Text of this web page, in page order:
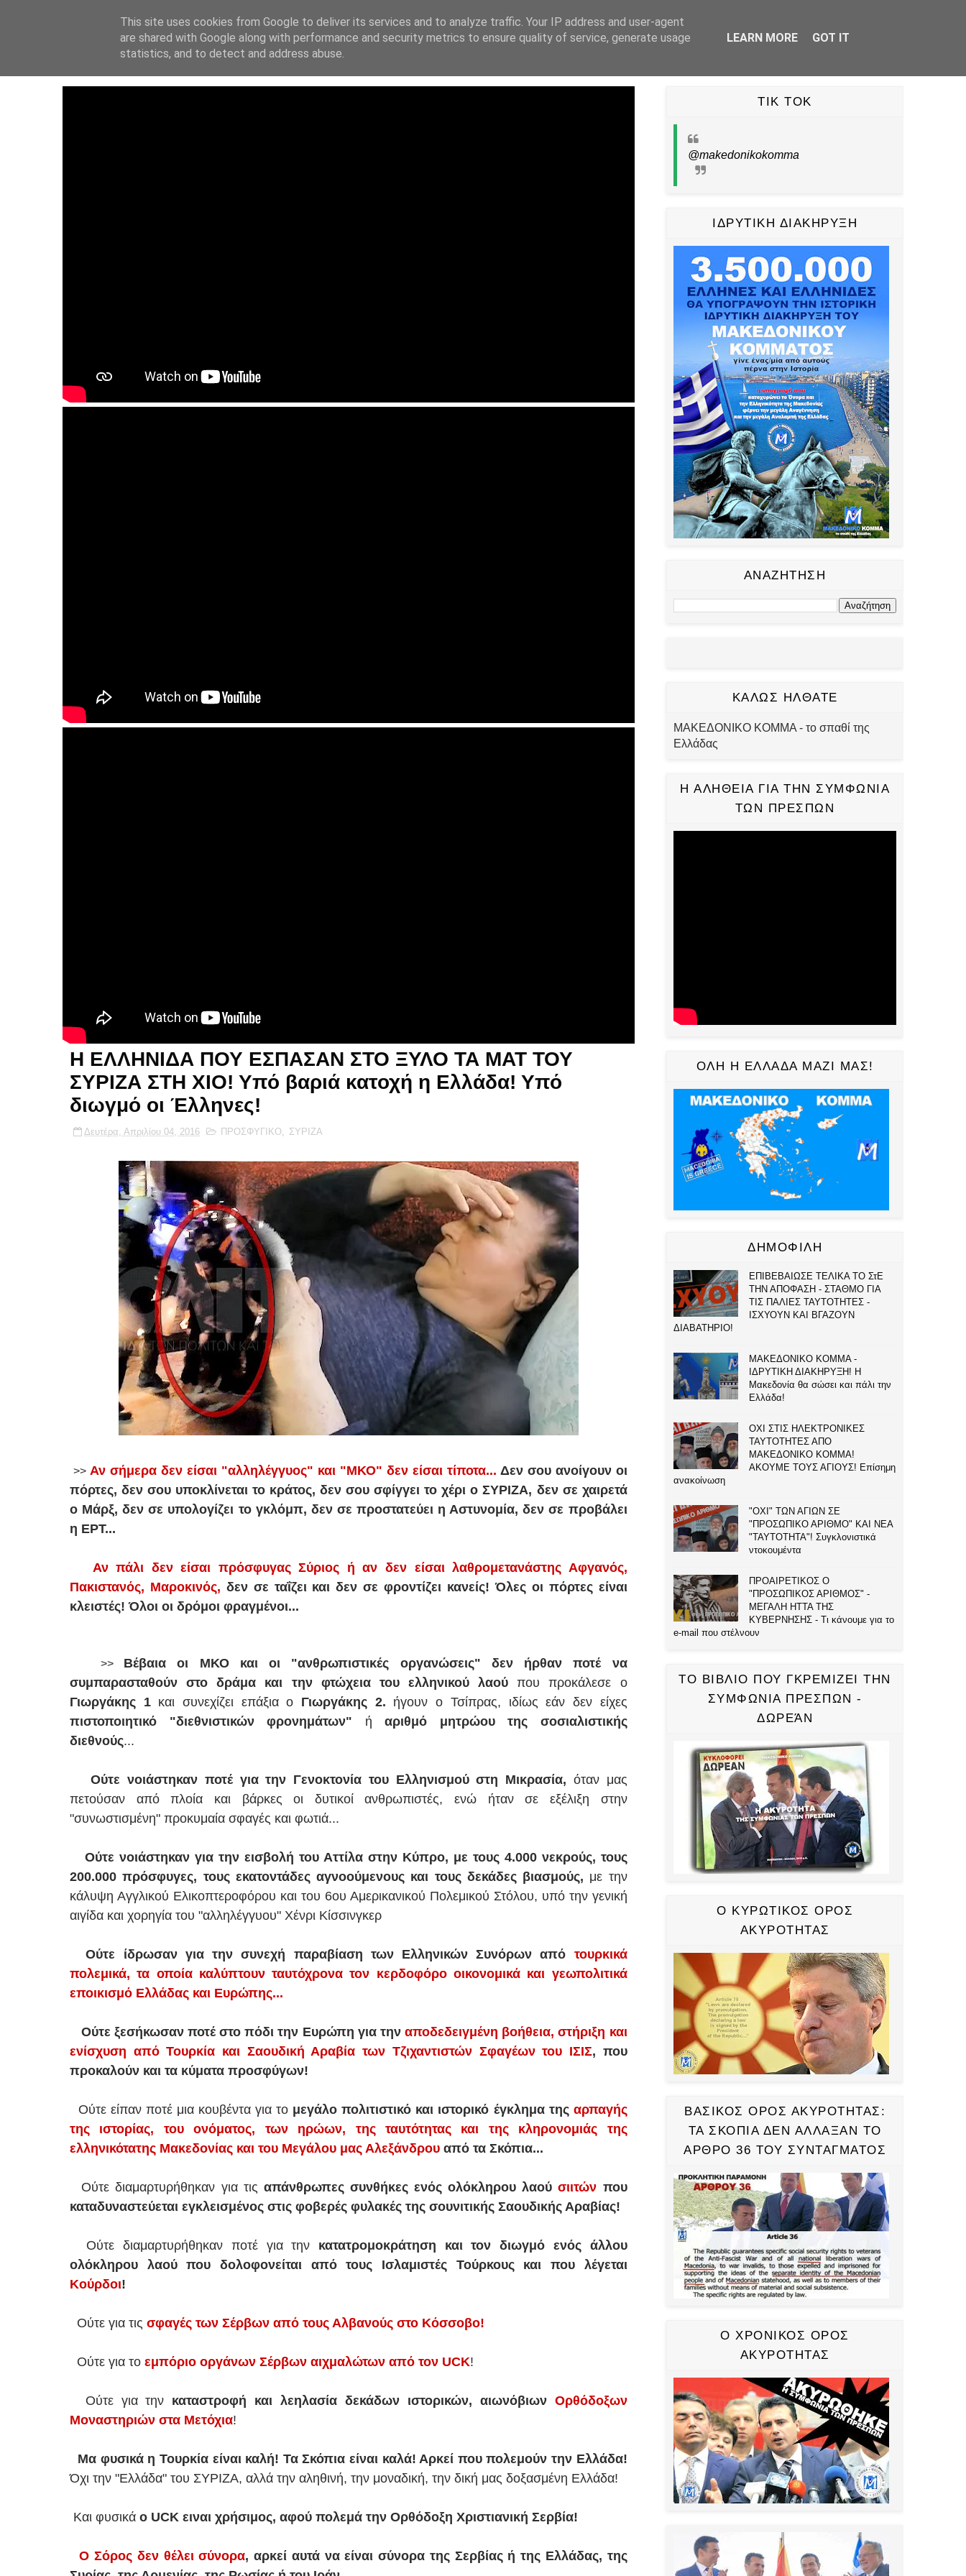
ΑΡΧΙΚΗ ΙΔΡΥΤΙΚΗ ΔΙΑΚΗΡΥΞΗ FACEBOOK X INSTAGRAM YOUTUBE TIKTOK PINTEREST ΕΠΙΚΟΙΝΩΝΙΑ
Η ΕΛΛΗΝΙΔΑ ΠΟΥ ΕΣΠΑΣΑΝ ΣΤΟ ΞΥΛΟ ΤΑ ΜΑΤ ΤΟΥ
ΣΥΡΙΖΑ ΣΤΗ ΧΙΟ! Υπό βαριά κατοχή η Ελλάδα! Υπό
διωγμό οι Έλληνες!
Δευτέρα, Απριλίου 04, 2016 ΠΡΟΣΦΥΓΙΚΟ, ΣΥΡΙΖΑ
>> Αν σήμερα δεν είσαι "αλληλέγγυος" και "ΜΚΟ" δεν είσαι τίποτα... Δεν σου ανοίγουν οι
πόρτες, δεν σου υποκλίνεται το κράτος, δεν σου σφίγγει το χέρι ο ΣΥΡΙΖΑ, δεν σε χαιρετά
ο Μάρξ, δεν σε υπολογίζει το γκλόμπ, δεν σε προστατεύει η Αστυνομία, δεν σε προβάλει
η ΕΡΤ...
Αν πάλι δεν είσαι πρόσφυγας Σύριος ή αν δεν είσαι λαθρομετανάστης Αφγανός,
Πακιστανός, Μαροκινός, δεν σε ταΐζει και δεν σε φροντίζει κανείς! Όλες οι πόρτες είναι
κλειστές! Όλοι οι δρόμοι φραγμένοι...
>> Βέβαια οι ΜΚΟ και οι "ανθρωπιστικές οργανώσεις" δεν ήρθαν ποτέ να
συμπαρασταθούν στο δράμα και την φτώχεια του ελληνικού λαούπου προκάλεσε ο
Γιωργάκης 1και συνεχίζει επάξια ο Γιωργάκης 2. ήγουν ο Τσίπρας, ιδίως εάν δεν είχες
πιστοποιητικό "διεθνιστικών φρονημάτων" ήαριθμό μητρώου της σοσιαλιστικής
διεθνούς...
Ούτε νοιάστηκαν ποτέ για την Γενοκτονία του Ελληνισμού στη Μικρασία, όταν μας
πετούσαν από πλοία και βάρκες οι δυτικοί ανθρωπιστές, ενώ ήταν σε εξέλιξη στην
"συνωστισμένη" προκυμαία σφαγές και φωτιά...
Ούτε νοιάστηκαν για την εισβολή του Αττίλα στην Κύπρο, με τους 4.000 νεκρούς, τους
200.000 πρόσφυγες, τους εκατοντάδες αγνοούμενους και τους δεκάδες βιασμούς, με την
κάλυψη Αγγλικού Ελικοπτεροφόρου και του 6ου Αμερικανικού Πολεμικού Στόλου, υπό την γενική
αιγίδα και χορηγία του "αλληλέγγυου" Χένρι Κίσσινγκερ
Ούτε ίδρωσαν για την συνεχή παραβίαση των Ελληνικών Συνόρων από τουρκικά
πολεμικά, τα οποία καλύπτουν ταυτόχρονα τον κερδοφόρο οικονομικά και γεωπολιτικά
εποικισμό Ελλάδας και Ευρώπης...
Ούτε ξεσήκωσαν ποτέ στο πόδι την Ευρώπη για τηναποδεδειγμένη βοήθεια, στήριξη και
ενίσχυση από Τουρκία και Σαουδική Αραβία των Τζιχαντιστών Σφαγέων του ΙΣΙΣ, που
προκαλούν και τα κύματα προσφύγων!
Ούτε είπαν ποτέ μια κουβέντα για το μεγάλο πολιτιστικό και ιστορικό έγκλημα της αρπαγής
της ιστορίας, του ονόματος, των ηρώων, της ταυτότητας και της κληρονομιάς της
ελληνικότατης Μακεδονίας και του Μεγάλου μας Αλεξάνδρου από τα Σκόπια...
Ούτε διαμαρτυρήθηκαν για τις απάνθρωπες συνθήκες ενός ολόκληρου λαούσιιτών που
καταδυναστεύεται εγκλεισμένος στις φοβερές φυλακές της σουνιτικής Σαουδικής Αραβίας!
Ούτε διαμαρτυρήθηκαν ποτέ για την κατατρομοκράτηση και τον διωγμό ενός άλλου
ολόκληρου λαού που δολοφονείται από τους Ισλαμιστές Τούρκους και που λέγεται
Κούρδοι!
Ούτε για τις σφαγές των Σέρβων από τους Αλβανούς στο Κόσσοβο!
Ούτε για το εμπόριο οργάνων Σέρβων αιχμαλώτων από τον UCK!
Ούτε για την καταστροφή και λεηλασία δεκάδων ιστορικών, αιωνόβιωνΟρθόδοξων
Μοναστηριών στα Μετόχια!
Μα φυσικά η Τουρκία είναι καλή! Τα Σκόπια είναι καλά! Αρκεί που πολεμούν την Ελλάδα!
Όχι την "Ελλάδα" του ΣΥΡΙΖΑ, αλλά την αληθινή, την μοναδική, την δική μας δοξασμένη Ελλάδα!
Και φυσικά o UCK ειναι χρήσιμος, αφού πολεμά την Ορθόδοξη Χριστιανική Σερβία!
Ο Σόρος δεν θέλει σύνορα, αρκεί αυτά να είναι σύνορα της Σερβίας ή της Ελλάδας, της
TIK TOK
@makedonikokomma
ΙΔΡΥΤΙΚΗ ΔΙΑΚΗΡΥΞΗ
ΑΝΑΖΗΤΗΣΗ
ΚΑΛΩΣ ΗΛΘΑΤΕ
ΜΑΚΕΔΟΝΙΚΟ ΚΟΜΜΑ - το σπαθί της
Ελλάδας
Η ΑΛΗΘΕΙΑ ΓΙΑ ΤΗΝ ΣΥΜΦΩΝΙΑ
ΤΩΝ ΠΡΕΣΠΩΝ
ΟΛΗ Η ΕΛΛΑΔΑ ΜΑΖΙ ΜΑΣ!
ΔΗΜΟΦΙΛΗ
ΕΠΙΒΕΒΑΙΩΣΕ ΤΕΛΙΚΑ ΤΟ ΣτΕ
ΤΗΝ ΑΠΟΦΑΣΗ - ΣΤΑΘΜΟ ΓΙΑ
ΤΙΣ ΠΑΛΙΕΣ ΤΑΥΤΟΤΗΤΕΣ -
ΙΣΧΥΟΥΝ ΚΑΙ ΒΓΑΖΟΥΝ
ΔΙΑΒΑΤΗΡΙΟ!
ΜΑΚΕΔΟΝΙΚΟ ΚΟΜΜΑ -
ΙΔΡΥΤΙΚΗ ΔΙΑΚΗΡΥΞΗ! Η
Μακεδονία θα σώσει και πάλι την
Ελλάδα!
ΟΧΙ ΣΤΙΣ ΗΛΕΚΤΡΟΝΙΚΕΣ
ΤΑΥΤΟΤΗΤΕΣ ΑΠΟ
ΜΑΚΕΔΟΝΙΚΟ ΚΟΜΜΑ!
ΑΚΟΥΜΕ ΤΟΥΣ ΑΓΙΟΥΣ! Επίσημη
ανακοίνωση
"ΟΧΙ" ΤΩΝ ΑΓΙΩΝ ΣΕ
"ΠΡΟΣΩΠΙΚΟ ΑΡΙΘΜΟ" ΚΑΙ ΝΕΑ
"ΤΑΥΤΟΤΗΤΑ"! Συγκλονιστικά
ντοκουμέντα
ΠΡΟΑΙΡΕΤΙΚΟΣ Ο
"ΠΡΟΣΩΠΙΚΟΣ ΑΡΙΘΜΟΣ" -
ΜΕΓΑΛΗ ΗΤΤΑ ΤΗΣ
ΚΥΒΕΡΝΗΣΗΣ - Τι κάνουμε για το
e-mail που στέλνουν
ΤΟ ΒΙΒΛΙΟ ΠΟΥ ΓΚΡΕΜΙΖΕΙ ΤΗΝ
ΣΥΜΦΩΝΙΑ ΠΡΕΣΠΩΝ -
ΔΩΡΕΆΝ
Ο ΚΥΡΩΤΙΚΟΣ ΟΡΟΣ
ΑΚΥΡΟΤΗΤΑΣ
ΒΑΣΙΚΟΣ ΟΡΟΣ ΑΚΥΡΟΤΗΤΑΣ:
ΤΑ ΣΚΟΠΙΑ ΔΕΝ ΑΛΛΑΞΑΝ ΤΟ
ΑΡΘΡΟ 36 ΤΟΥ ΣΥΝΤΑΓΜΑΤΟΣ
Ο ΧΡΟΝΙΚΟΣ ΟΡΟΣ
ΑΚΥΡΟΤΗΤΑΣ
This site uses cookies from Google to deliver its services and to analyze traffic. Your IP address and user-agent
are shared with Google along with performance and security metrics to ensure quality of service, generate usage
statistics, and to detect and address abuse.
LEARN MORE GOT IT